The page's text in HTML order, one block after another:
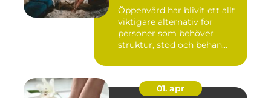
Öppenvård har blivit ett allt
viktigare alternativ för
personer som behöver
struktur, stöd och behan...
01. apr